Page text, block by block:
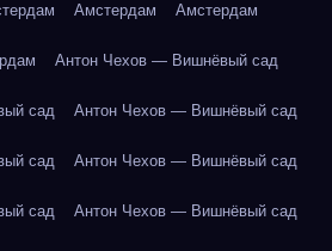
Амстердам Амстердам
Антон Чехов — Вишнёвый сад
сад Антон Чехов — Вишнёвый сад
сад Антон Чехов — Вишнёвый сад
сад Антон Чехов — Вишнёвый сад